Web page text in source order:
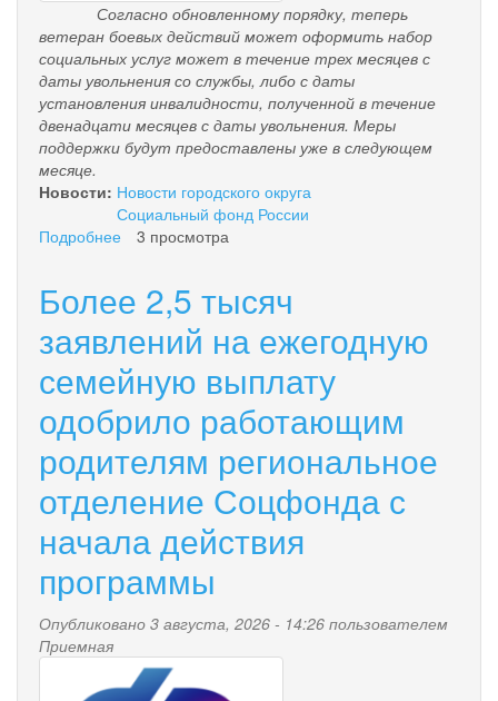
Согласно обновленному порядку, теперь
ветеран боевых действий может оформить набор
социальных услуг может в течение трех месяцев с
даты увольнения со службы, либо с даты
установления инвалидности, полученной в течение
двенадцати месяцев с даты увольнения. Меры
поддержки будут предоставлены уже в следующем
месяце.
Новости: Новости городского округа
Социальный фонд России
Подробнее
действий
инвалидностью
смогут
быстрее
получать
набор
социальных
услуг
3 просмотра
Более 2,5 тысяч
заявлений на ежегодную
семейную выплату
одобрило работающим
родителям региональное
отделение Соцфонда с
начала действия
программы
Опубликовано 3 августа, 2026 - 14:26 пользователем
Приемная
pensionnyy_fond.png